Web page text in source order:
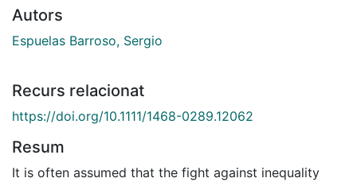
Autors
Espuelas Barroso, Sergio
Recurs relacionat
https://doi.org/10.1111/1468-0289.12062
Resum
It is often assumed that the fight against inequality